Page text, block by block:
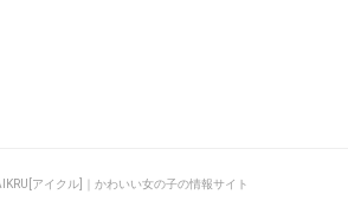
アイクル]｜かわいい女の子の情報サイト